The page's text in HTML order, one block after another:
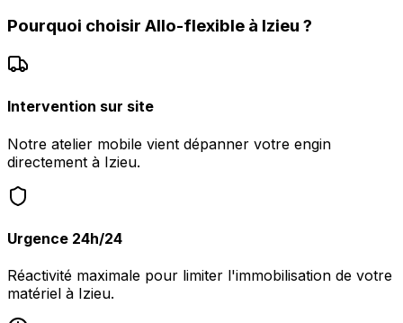
Pourquoi choisir Allo-flexible à Izieu ?
Intervention sur site
Notre atelier mobile vient dépanner votre engin
directement à Izieu.
Urgence 24h/24
Réactivité maximale pour limiter l'immobilisation de votre
matériel à Izieu.